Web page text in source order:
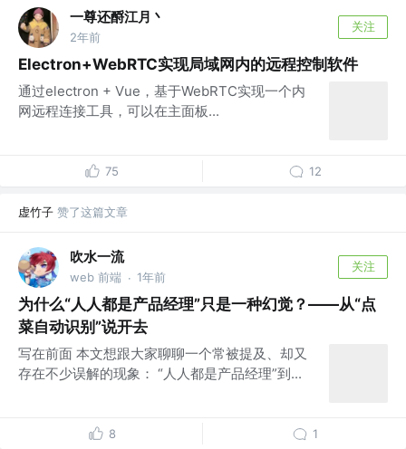
一尊还酹江月丶
2年前
关注
Electron+WebRTC实现局域网内的远程控制软件
通过electron + Vue，基于WebRTC实现一个内
网远程连接工具，可以在主面板...
75 12
虚竹子 赞了这篇文章
吹水一流
web 前端 · 1年前
关注
为什么“人人都是产品经理”只是一种幻觉？——从“点
菜自动识别”说开去
写在前面 本文想跟大家聊聊一个常被提及、却又
存在不少误解的现象： “人人都是产品经理”到...
8 1